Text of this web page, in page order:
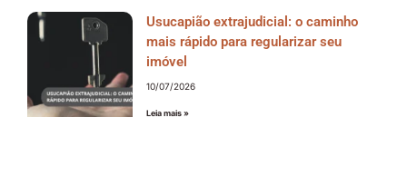
Usucapião extrajudicial: o caminho
mais rápido para regularizar seu
imóvel
10/07/2026
Leia mais »